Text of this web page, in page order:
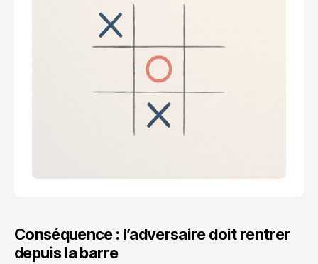
Conséquence : l’adversaire doit rentrer
depuis la barre